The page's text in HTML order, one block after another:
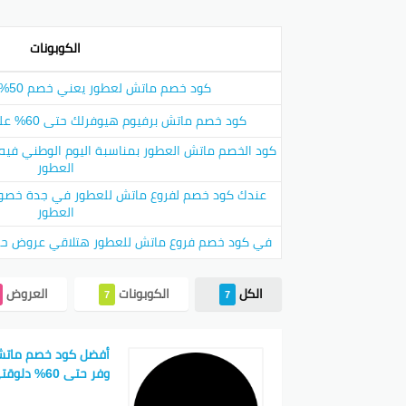
هذا
كجزء
كود
في
في هذا
من
كود
يقدم
أخرى
تتنوع
الكوبونات
كود خصم ماتش لعطور يعني خصم 50% على أفخم العطور
كود خصم ماتش برفيوم هيوفرلك حتى 60% على كل البرفيومات الفاخرة
العطور
العطور
في كود خصم فروع ماتش للعطور هتلاقي عروض حصرية
الكل 7 الكوبونات 7 العروض
وفر حتى 60% دلوقتي